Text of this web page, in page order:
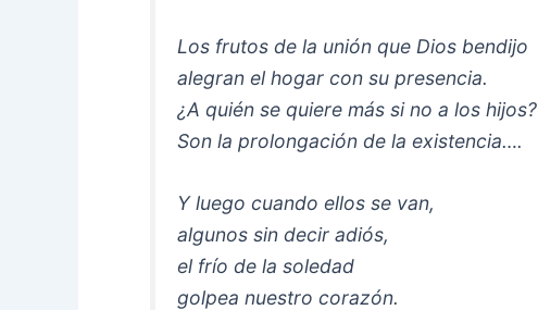
Los frutos de la unión que Dios bendijo
alegran el hogar con su presencia.
¿A quién se quiere más si no a los hijos?
Son la prolongación de la existencia….
Y luego cuando ellos se van,
algunos sin decir adiós,
el frío de la soledad
golpea nuestro corazón.